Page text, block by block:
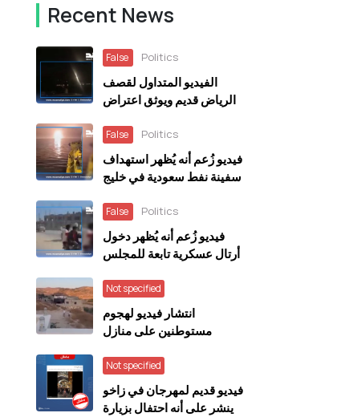
Recent News
False Politics
الفيديو المتداول لقصف
الرياض قديم ويوثق اعتراض
أُطلق باتجاه الرياض عام
2018
False Politics
فيديو زُعم أنه يُظهر استهداف
سفينة نفط سعودية في خليج
في العراق خلال مارس 2026
False Politics
فيديو زُعم أنه يُظهر دخول
أرتال عسكرية تابعة للمجلس
قديم ويعود إلى ديسمبر 2025
Not specified
انتشار فيديو لهجوم
مستوطنين على منازل
أنه في سوريا
Not specified
فيديو قديم لمهرجان في زاخو
ينشر على أنه احتفال بزيارة